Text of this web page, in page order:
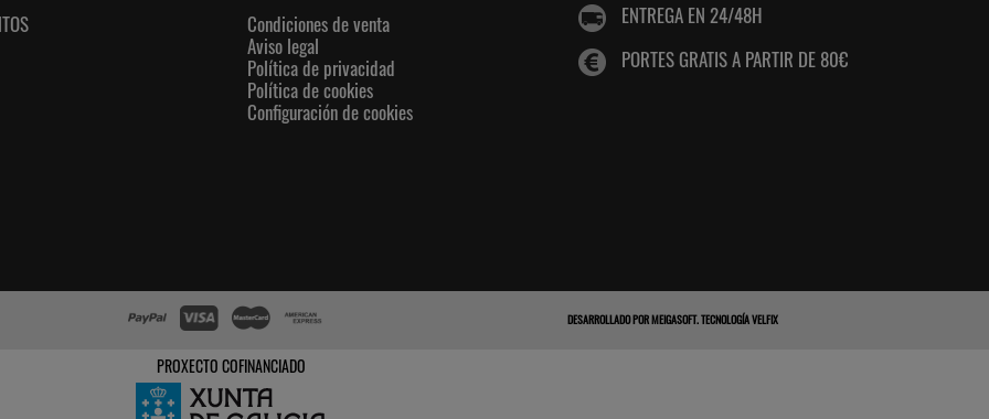
Condiciones de venta
Aviso legal
Política de privacidad
Política de cookies
Configuración de cookies
ENTREGA EN 24/48H
PORTES GRATIS A PARTIR DE 80€
DESARROLLADO PORMEIGASOFT.TECNOLOGÍA VELFIX
PROXECTO COFINANCIADO